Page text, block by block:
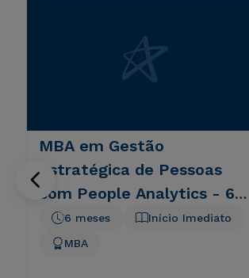
MBA em Gestão
Estratégica de Pessoas
com People Analytics - 6
meses
Início Imediato
6 meses
MBA